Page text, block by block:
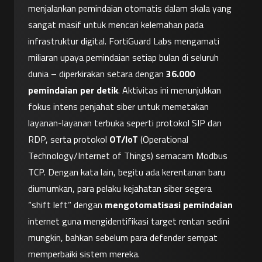
menjalankan pemindaian otomatis dalam skala yang
sangat masif untuk mencari kelemahan pada
infrastruktur digital. FortiGuard Labs mengamati
miliaran upaya pemindaian setiap bulan di seluruh
dunia – diperkirakan setara dengan 36.000
pemindaian per detik. Aktivitas ini menunjukkan
fokus intens penjahat siber untuk memetakan
layanan-layanan terbuka seperti protokol SIP dan
RDP, serta protokol OT/IoT (Operational
Technology/Internet of Things) semacam Modbus
TCP. Dengan kata lain, begitu ada kerentanan baru
diumumkan, para pelaku kejahatan siber segera
“shift left” dengan mengotomatisasi pemindaian
internet guna mengidentifikasi target rentan sedini
mungkin, bahkan sebelum para defender sempat
memperbaiki sistem mereka.